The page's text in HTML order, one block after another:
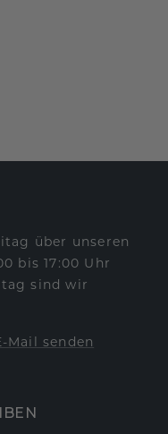
über unseren
bis 17:00 Uhr
sind wir
Mail senden